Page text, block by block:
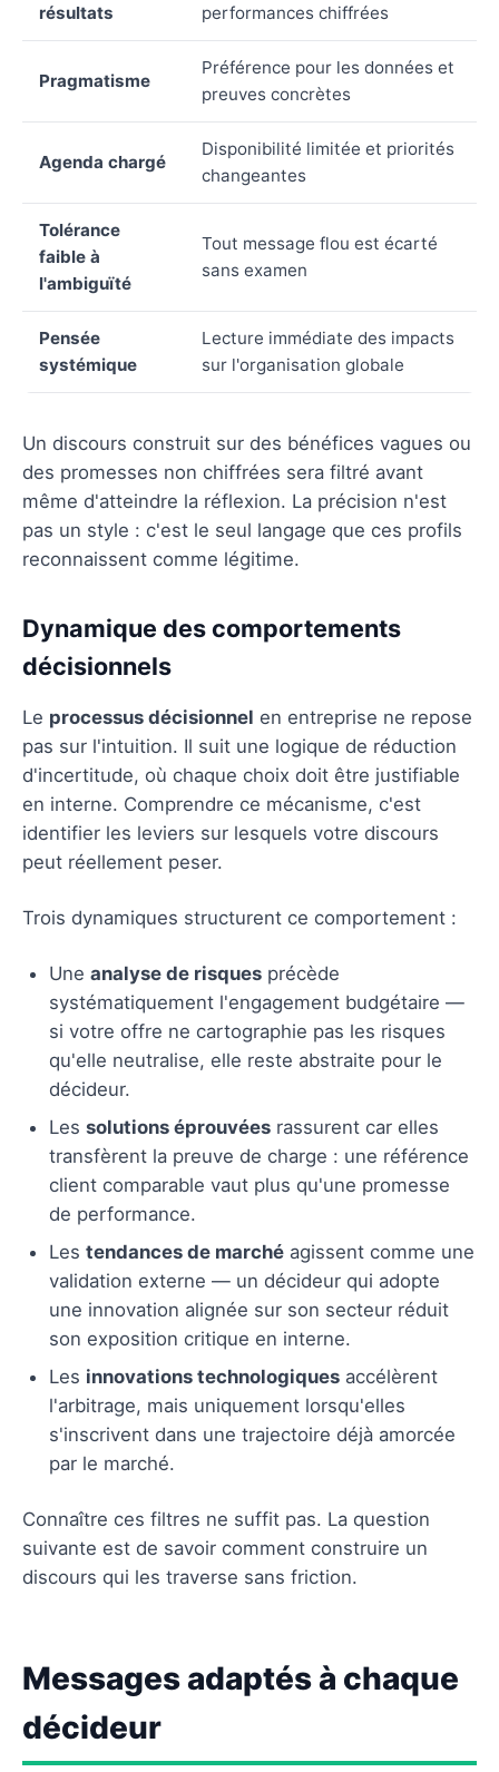
résultats
performances chiffrées
Pragmatisme
Préférence pour les données et
preuves concrètes
Agenda chargé
Disponibilité limitée et priorités
changeantes
Tolérance
faible à
l'ambiguïté
Tout message flou est écarté
sans examen
Pensée
systémique
Lecture immédiate des impacts
sur l'organisation globale
Un discours construit sur des bénéfices vagues ou
des promesses non chiffrées sera filtré avant
même d'atteindre la réflexion. La précision n'est
pas un style : c'est le seul langage que ces profils
reconnaissent comme légitime.
Dynamique des comportements
décisionnels
Le processus décisionnel en entreprise ne repose
pas sur l'intuition. Il suit une logique de réduction
d'incertitude, où chaque choix doit être justifiable
en interne. Comprendre ce mécanisme, c'est
identifier les leviers sur lesquels votre discours
peut réellement peser.
Trois dynamiques structurent ce comportement :
Une analyse de risques précède
systématiquement l'engagement budgétaire —
si votre offre ne cartographie pas les risques
qu'elle neutralise, elle reste abstraite pour le
décideur.
Les solutions éprouvées rassurent car elles
transfèrent la preuve de charge : une référence
client comparable vaut plus qu'une promesse
de performance.
Les tendances de marché agissent comme une
validation externe — un décideur qui adopte
une innovation alignée sur son secteur réduit
son exposition critique en interne.
Les innovations technologiques accélèrent
l'arbitrage, mais uniquement lorsqu'elles
s'inscrivent dans une trajectoire déjà amorcée
par le marché.
Connaître ces filtres ne suffit pas. La question
suivante est de savoir comment construire un
discours qui les traverse sans friction.
Messages adaptés à chaque
décideur